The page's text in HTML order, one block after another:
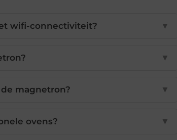
wifi-connectiviteit? ▼
▼
magnetron? ▼
ovens? ▼